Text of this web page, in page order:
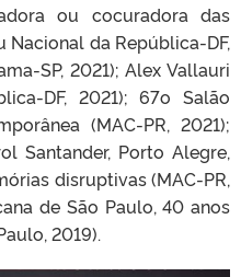
ou cocuradora das
Nacional da República-DF,
SP, 2021); Alex Vallauri
DF, 2021); 67o Salão
(MAC-PR, 2021);
Santander, Porto Alegre,
disruptivas (MAC-PR,
de São Paulo, 40 anos
2019).